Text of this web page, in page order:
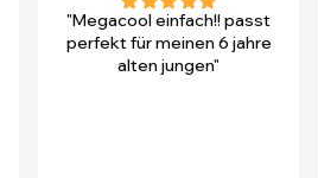
"Megacool einfach!! passt
perfekt für meinen 6 jahre
alten jungen"